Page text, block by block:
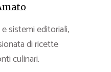
sistemi editoriali,
di ricette
culinari.